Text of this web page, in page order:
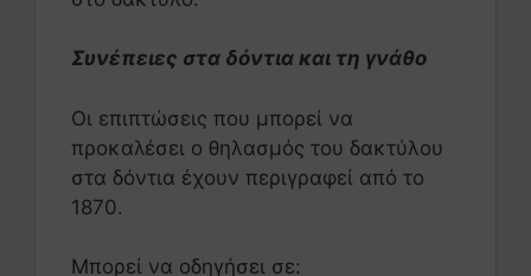
Συνέπειες στα δόντια και τη γνάθο
Οι επιπτώσεις που μπορεί να
προκαλέσει ο θηλασμός του δακτύλου
στα δόντια έχουν περιγραφεί από το
1870.
Μπορεί να οδηγήσει σε: